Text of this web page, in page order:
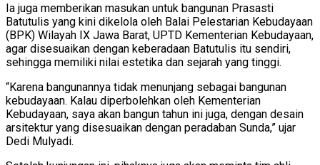
Ia juga memberikan masukan untuk bangunan Prasasti
Batutulis yang kini dikelola oleh Balai Pelestarian Kebudayaan
(BPK) Wilayah IX Jawa Barat, UPTD Kementerian Kebudayaan,
agar disesuaikan dengan keberadaan Batutulis itu sendiri,
sehingga memiliki nilai estetika dan sejarah yang tinggi.
“Karena bangunannya tidak menunjang sebagai bangunan
kebudayaan. Kalau diperbolehkan oleh Kementerian
Kebudayaan, saya akan bangun tahun ini juga, dengan desain
arsitektur yang disesuaikan dengan peradaban Sunda,” ujar
Dedi Mulyadi.